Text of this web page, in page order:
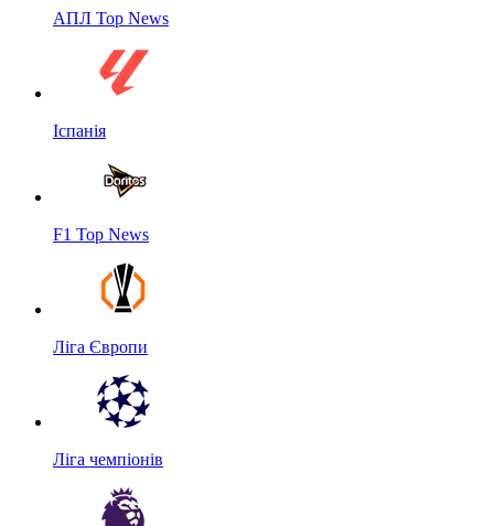
АПЛ Top News
Іспанія
F1 Top News
Ліга Європи
Ліга чемпіонів